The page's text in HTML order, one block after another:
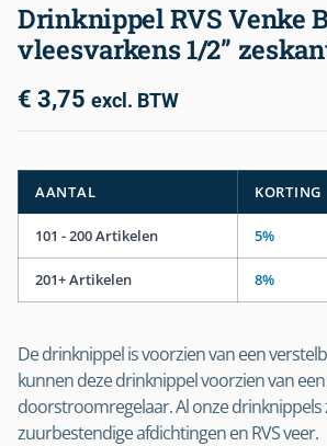
Drinknippel RVS Venke
vleesvarkens 1/2”
€ 3,75 excl. BTW
AANTAL KORTING
101 - 200 Artikelen 5%
201+ Artikelen 8%
De drinknippel is voorzien van een
kunnen deze drinknippel voorzien van
doorstroomregelaar. Al onze drinknippels
zuurbestendige afdichtingen en RVS veer.